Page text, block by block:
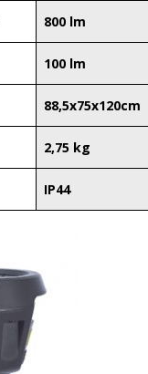
800 lm
100 lm
88,5x75x120cm
2,75 kg
IP44